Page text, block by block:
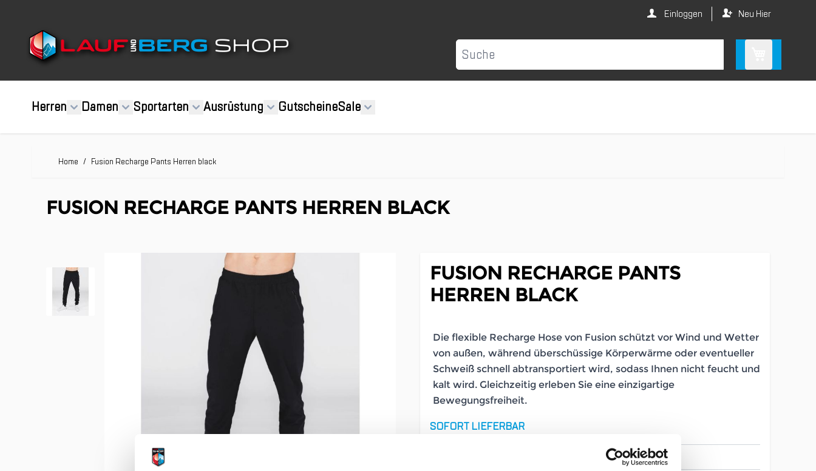
Einloggen Neu Hier
Suche
Herren Damen Sportarten Ausrüstung GutscheineSale
Home / Fusion Recharge Pants Herren black
FUSION RECHARGE PANTS HERREN BLACK
FUSION RECHARGE PANTS
HERREN BLACK
Die flexible Recharge Hose von Fusion schützt vor Wind und Wetter
von außen, während überschüssige Körperwärme oder eventueller
Schweiß schnell abtransportiert wird, sodass Ihnen nicht feucht und
kalt wird. Gleichzeitig erleben Sie eine einzigartige
Bewegungsfreiheit.
SOFORT LIEFERBAR
LB_246477008